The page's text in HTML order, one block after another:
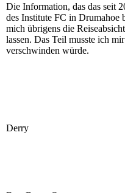
Die Information, das das seit
des Institute FC in Drumahoe
mich übrigens die
lassen. Das Teil musste ich
verschwinden würde.
Derry